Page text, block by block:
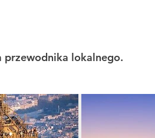
przewodnika lokalnego.